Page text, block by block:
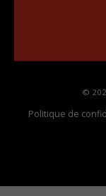
©
Politique de